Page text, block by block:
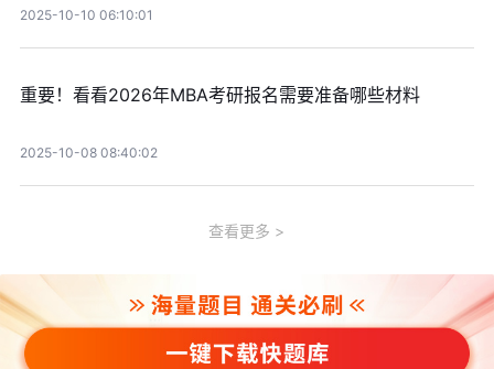
2025-10-10 06:10:01
重要！看看2026年MBA考研报名需要准备哪些材料
2025-10-08 08:40:02
查看更多